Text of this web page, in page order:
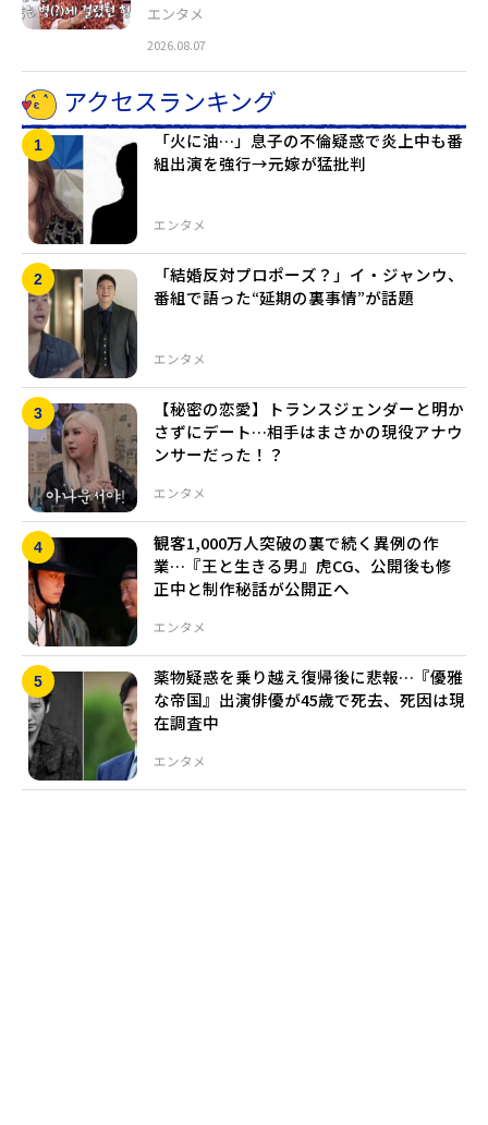
エンタメ
2026.08.07
アクセスランキング
エンタメ
「火に油…」息子の不倫疑惑で炎上中も番
組出演を強行→元嫁が猛批判
エンタメ
「結婚反対プロポーズ？」イ・ジャンウ、
番組で語った“延期の裏事情”が話題
エンタメ
【秘密の恋愛】トランスジェンダーと明か
さずにデート…相手はまさかの現役アナウ
ンサーだった！？
エンタメ
観客1,000万人突破の裏で続く異例の作
業…『王と生きる男』虎CG、公開後も修
正中と制作秘話が公開正へ
エンタメ
薬物疑惑を乗り越え復帰後に悲報…『優雅
な帝国』出演俳優が45歳で死去、死因は現
在調査中